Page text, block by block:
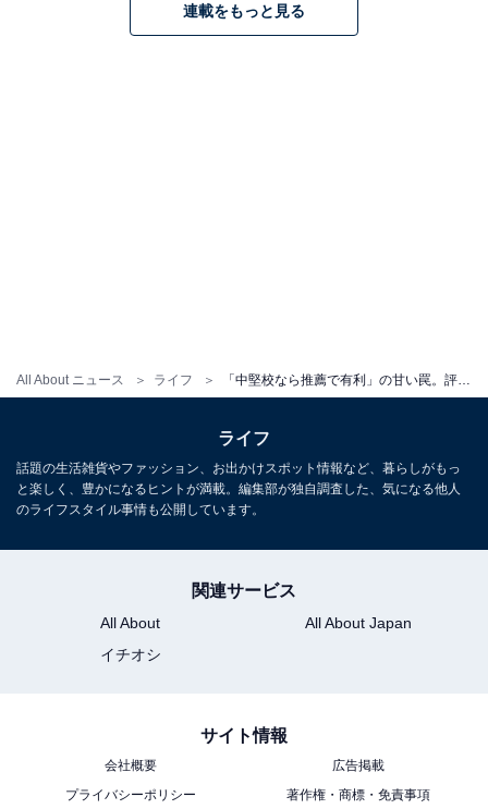
All About ニュース ライフ
1 2
連載をもっと見る
ライフ
話題の生活雑貨やファッション、お出かけスポット情報など、暮らしがもっ
と楽しく、豊かになるヒントが満載。編集部が独自調査した、気になる他人
のライフスタイル事情も公開しています。
関連サービス
All About
All About Japan
イチオシ
サイト情報
会社概要
広告掲載
プライバシーポリシー
著作権・商標・免責事項